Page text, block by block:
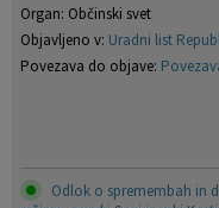
Organ: Občinski svet
Objavljeno v: Uradni list
Povezava do objave:
Odlok o spremembah in